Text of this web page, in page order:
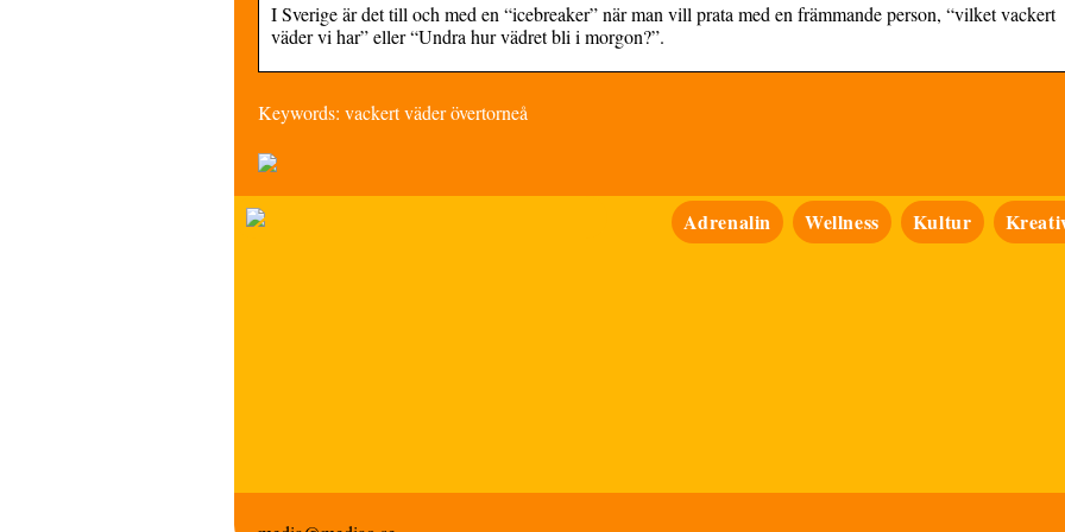
I Sverige är det till och med en “icebreaker” när man vill prata med en främmande person, “vilket vackert
väder vi har” eller “Undra hur vädret bli i morgon?”.
Keywords: vackert väder övertorneå
Adrenalin Wellness Kultur